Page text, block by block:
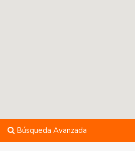
Búsqueda Avanzada